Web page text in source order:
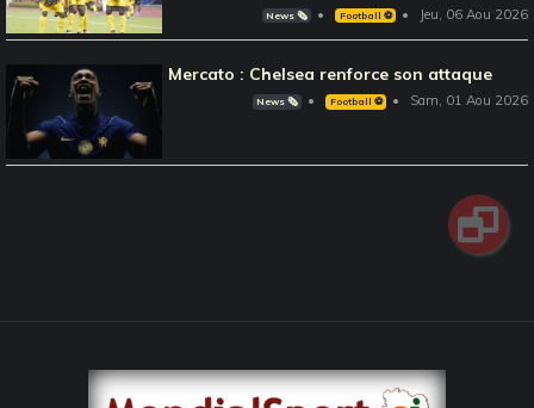
News 🗞️ Football ⚽️ Jeu, 06 Aou 2026
Mercato : Chelsea renforce son attaque
News 🗞️ Football ⚽️ Sam, 01 Aou 2026